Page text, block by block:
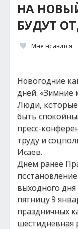
НА
БУДУТ
Мне нравится
Новогодние
дней. «Зимние
Люди, которые
быть
пресс-
труду и
Исаев.
Днем ранее
выходного дня
пятницу 9
праздничных
шестидневная